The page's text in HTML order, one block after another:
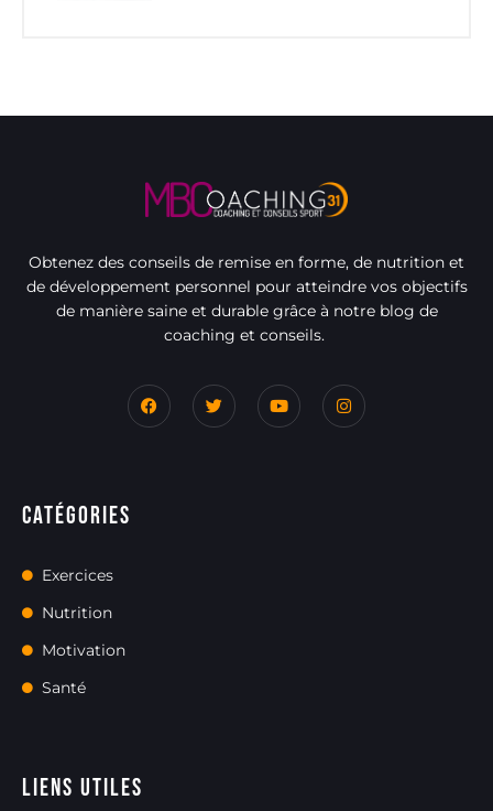
Obtenez des conseils de remise en forme, de nutrition et
de développement personnel pour atteindre vos objectifs
de manière saine et durable grâce à notre blog de
coaching et conseils.
Catégories
Exercices
Nutrition
Motivation
Santé
Liens utiles